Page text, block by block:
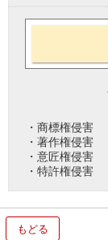
・商標権侵害
・著作権侵害
・意匠権侵害
・特許権侵害
もどる